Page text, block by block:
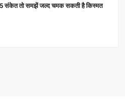
संकेत तो समझें जल्द चमक सकती है किस्मत